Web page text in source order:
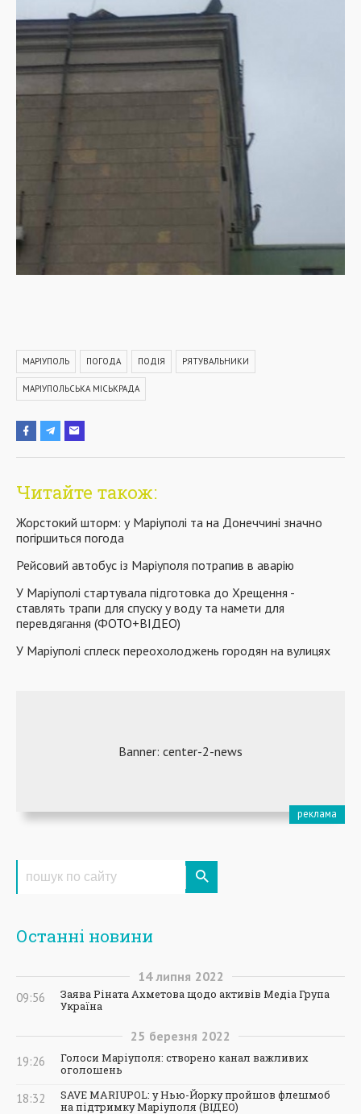
МАРІУПОЛЬ ПОГОДА ПОДІЯ РЯТУВАЛЬНИКИ
МАРІУПОЛЬСЬКА МІСЬКРАДА
Читайте також:
Жорстокий шторм: у Маріуполі та на Донеччині значно
погіршиться погода
Рейсовий автобус із Маріуполя потрапив в аварію
У Маріуполі стартувала підготовка до Хрещення -
ставлять трапи для спуску у воду та намети для
перевдягання (ФОТО+ВІДЕО)
У Маріуполі сплеск переохолоджень городян на вулицях
Останні новини
14 липня 2022
09:56
Заява Ріната Ахметова щодо активів Медіа Група
Україна
25 березня 2022
19:26
Голоси Маріуполя: створено канал важливих
оголошень
18:32
SAVE MARIUPOL: у Нью-Йорку пройшов флешмоб
на підтримку Маріуполя (ВІДЕО)